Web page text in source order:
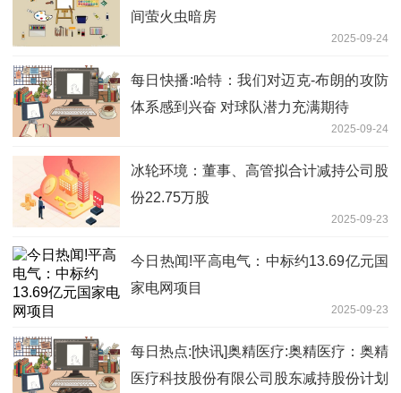
间萤火虫暗房
2025-09-24
每日快播:哈特：我们对迈克-布朗的攻防
体系感到兴奋 对球队潜力充满期待
2025-09-24
冰轮环境：董事、高管拟合计减持公司股
份22.75万股
2025-09-23
今日热闻!平高电气：中标约13.69亿元国
家电网项目
2025-09-23
每日热点:[快讯]奥精医疗:奥精医疗：奥精
医疗科技股份有限公司股东减持股份计划